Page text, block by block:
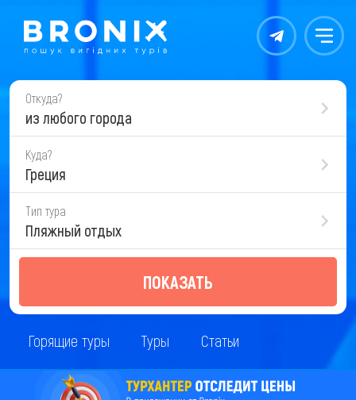
Контакты Меню
Откуда?
из любого города
Куда?
Греция
Тип тура
Пляжный отдых
ПОКАЗАТЬ
Горящие туры Туры Статьи